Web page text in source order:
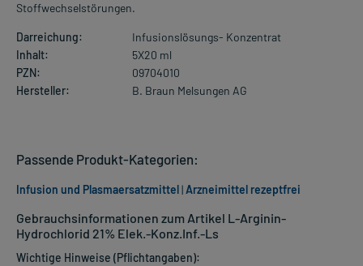
Stoffwechselstörungen.
Darreichung:
Infusionslösungs- Konzentrat
Inhalt:
5X20 ml
PZN:
09704010
Hersteller:
B. Braun Melsungen AG
Gebrauchsinformationen zum Artikel L-Arginin-
Hydrochlorid 21% Elek.-Konz.Inf.-Ls
Wichtige Hinweise (Pflichtangaben):
Passende Produkt-Kategorien:
Infusion und Plasmaersatzmittel|Arzneimittel rezeptfrei